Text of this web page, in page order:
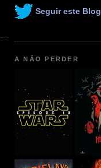
Seguir este Blog
A NÃO PERDER